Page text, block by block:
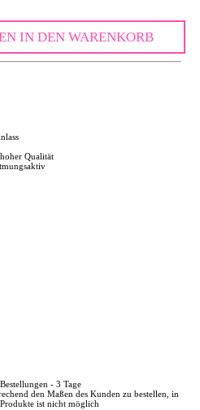
IN DEN WARENKORB
Qualität
- 3 Tage
den Maßen des Kunden zu bestellen, in
ist nicht möglich